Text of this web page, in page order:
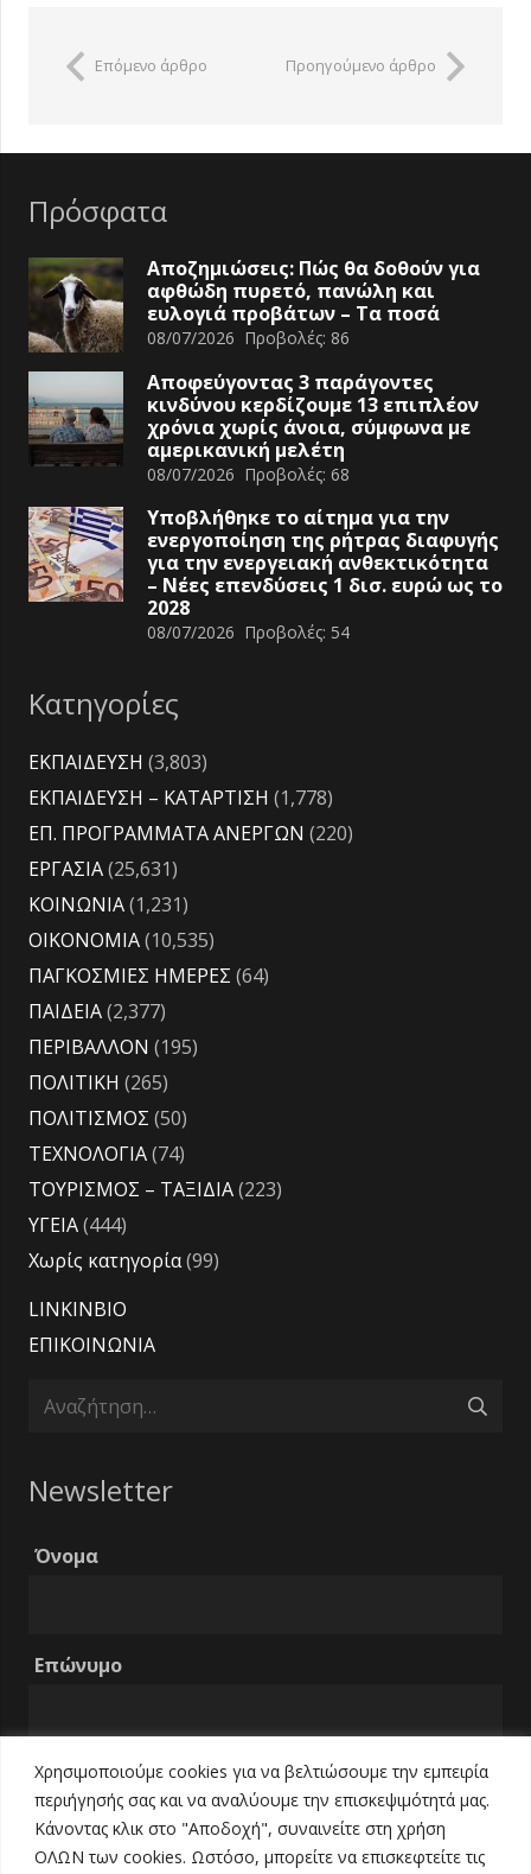
Χρησιμοποιούμε cookies για να βελτιώσουμε την εμπειρία
περιήγησής σας και να αναλύουμε την επισκεψιμότητά μας.
Κάνοντας κλικ στο "Αποδοχή", συναινείτε στη χρήση
ΟΛΩΝ των cookies. Ωστόσο, μπορείτε να επισκεφτείτε τις
Επόμενο άρθρο Προηγούμενο άρθρο
Πρόσφατα
Αποζημιώσεις: Πώς θα δοθούν για
αφθώδη πυρετό, πανώλη και
ευλογιά προβάτων – Τα ποσά
08/07/2026 Προβολές: 86
Αποφεύγοντας 3 παράγοντες
κινδύνου κερδίζουμε 13 επιπλέον
χρόνια χωρίς άνοια, σύμφωνα με
αμερικανική μελέτη
08/07/2026 Προβολές: 68
Υποβλήθηκε το αίτημα για την
ενεργοποίηση της ρήτρας διαφυγής
για την ενεργειακή ανθεκτικότητα
– Νέες επενδύσεις 1 δισ. ευρώ ως το
2028
08/07/2026 Προβολές: 54
Κατηγορίες
ΕΚΠΑΙΔΕΥΣΗ (3,803)
ΕΚΠΑΙΔΕΥΣΗ – ΚΑΤΑΡΤΙΣΗ (1,778)
ΕΠ. ΠΡΟΓΡΑΜΜΑΤΑ ΑΝΕΡΓΩΝ (220)
ΕΡΓΑΣΙΑ(25,631)
ΚΟΙΝΩΝΙΑ(1,231)
ΟΙΚΟΝΟΜΙΑ(10,535)
ΠΑΓΚΟΣΜΙΕΣ ΗΜΕΡΕΣ (64)
ΠΑΙΔΕΙΑ(2,377)
ΠΕΡΙΒΑΛΛΟΝ (195)
ΠΟΛΙΤΙΚΗ (265)
ΠΟΛΙΤΙΣΜΟΣ (50)
ΤΕΧΝΟΛΟΓΙΑ(74)
ΤΟΥΡΙΣΜΟΣ – ΤΑΞΙΔΙΑ(223)
ΥΓΕΙΑ(444)
Χωρίς κατηγορία(99)
LINKINBIO
ΕΠΙΚΟΙΝΩΝΙΑ
Αναζήτηση
Newsletter
Όνομα
Επώνυμο
Email